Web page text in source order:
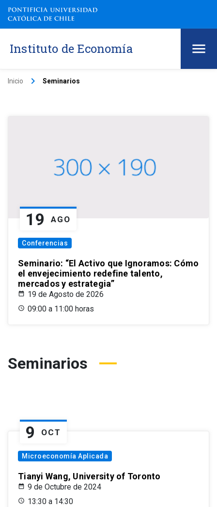
Instituto de Economía
Inicio keyboard_arrow_right Seminarios
19 AGO
Conferencias
Seminario: “El Activo que Ignoramos: Cómo
el envejecimiento redefine talento,
mercados y estrategia”
19 de Agosto de 2026
09:00 a 11:00 horas
Seminarios
9 OCT
Microeconomía Aplicada
Tianyi Wang, University of Toronto
9 de Octubre de 2024
13:30 a 14:30